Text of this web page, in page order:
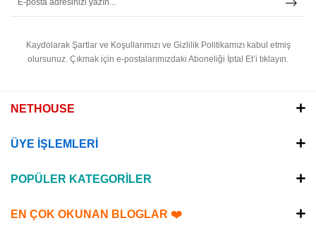
Kaydolarak Şartlar ve Koşullarımızı ve Gizlilik Politikamızı kabul etmiş
olursunuz. Çıkmak için e-postalarımızdaki Aboneliği İptal Et’i tıklayın.
NETHOUSE
ÜYE İŞLEMLERİ
POPÜLER KATEGORİLER
EN ÇOK OKUNAN BLOGLAR ❤️